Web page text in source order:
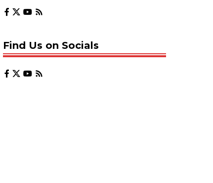
Find Us on Socials